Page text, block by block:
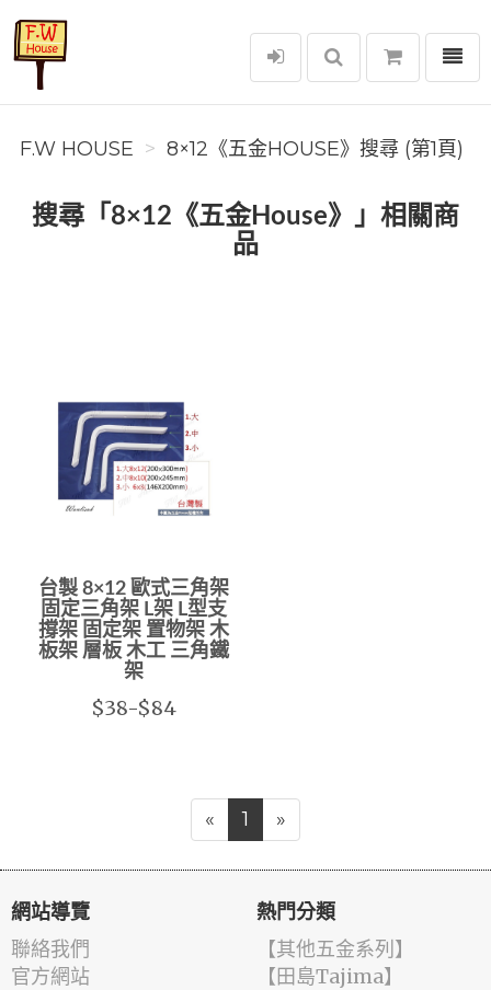
F.W House
選單
F.W HOUSE 8×12《五金HOUSE》搜尋 (第1頁)
搜尋「8×12《五金House》」相關商
品
台製 8×12 歐式三角架
固定三角架 L架 L型支
撐架 固定架 置物架 木
板架 層板 木工 三角鐵
架
$38-$84
« 1 »
網站導覽
聯絡我們
官方網站
熱門分類
【其他五金系列】
【田島Tajima】